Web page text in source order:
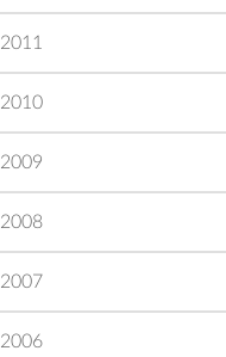
2011
2010
2009
2008
2007
2006